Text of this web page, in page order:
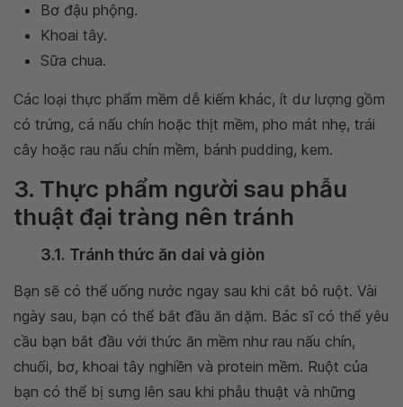
Bơ đậu phộng.
Khoai tây.
Sữa chua.
Các loại thực phẩm mềm dễ kiếm khác, ít dư lượng gồm
có trứng, cá nấu chín hoặc thịt mềm, pho mát nhẹ, trái
cây hoặc rau nấu chín mềm, bánh pudding, kem.
3. Thực phẩm người sau phẫu
thuật đại tràng nên tránh
3.1. Tránh thức ăn dai và giòn
Bạn sẽ có thể uống nước ngay sau khi cắt bỏ ruột. Vài
ngày sau, bạn có thể bắt đầu ăn dặm. Bác sĩ có thể yêu
cầu bạn bắt đầu với thức ăn mềm như rau nấu chín,
chuối, bơ, khoai tây nghiền và protein mềm. Ruột của
bạn có thể bị sưng lên sau khi phẫu thuật và những